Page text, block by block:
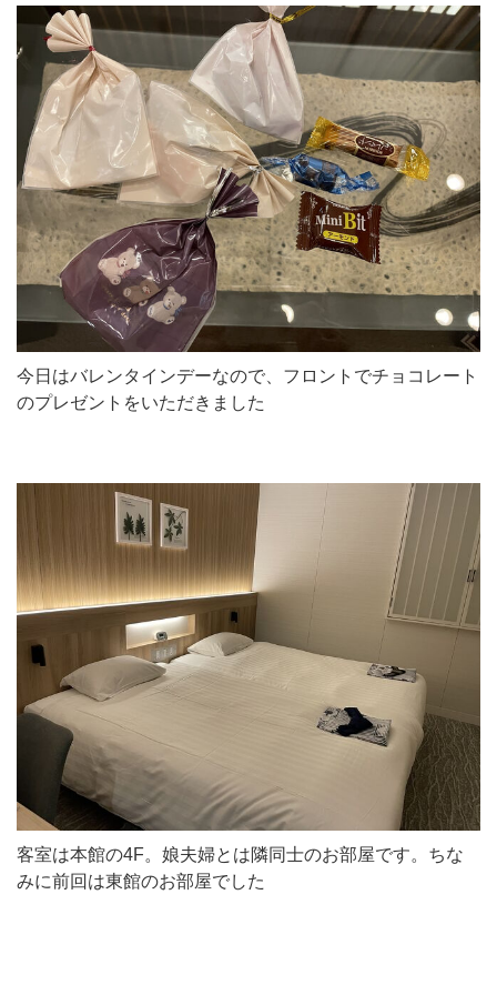
今日はバレンタインデーなので、フロントでチョコレート
のプレゼントをいただきました
客室は本館の4F。娘夫婦とは隣同士のお部屋です。ちな
みに前回は東館のお部屋でした